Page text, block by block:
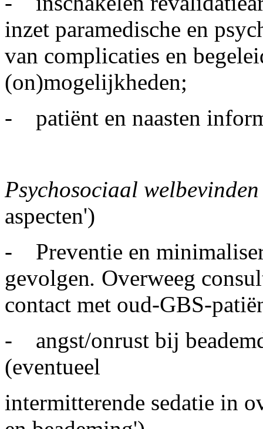
inzet paramedische en
van complicaties en
(on)mogelijkheden;
- patiënt en naasten
Psychosociaal welbevinden
aspecten')
- Preventie en
gevolgen. Overweeg
contact met oud-GBS-
- angst/onrust bij
(eventueel
intermitterende sedatie in